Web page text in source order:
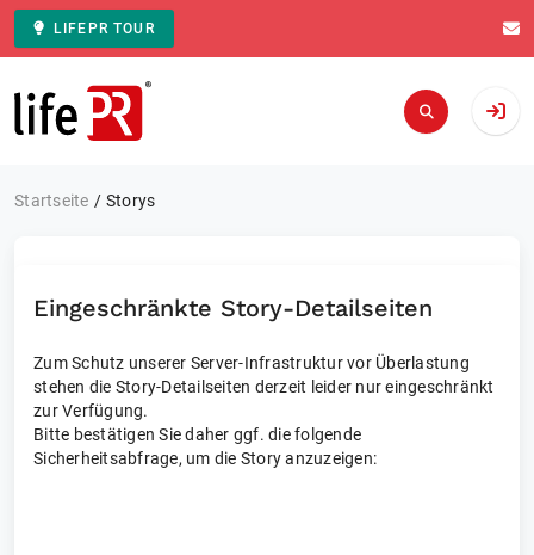
LIFEPR TOUR
Zur Startseite
Startseite Storys
Eingeschränkte Story-Detailseiten
Zum Schutz unserer Server-Infrastruktur vor Überlastung
stehen die Story-Detailseiten derzeit leider nur eingeschränkt
zur Verfügung.
Bitte bestätigen Sie daher ggf. die folgende
Sicherheitsabfrage, um die Story anzuzeigen: